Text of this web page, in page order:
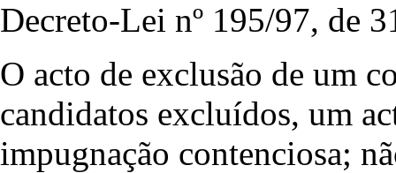
Decreto-Lei nº 195/97, de
O acto de exclusão de um
candidatos excluídos, um
impugnação contenciosa;